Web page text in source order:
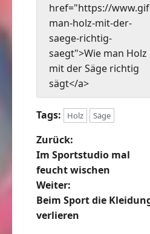
href="https://
man-holz-mit-der-
saege-richtig-
saegt">Wie man Holz
mit der Säge richtig
sägt</a>
Tags: Holz Säge
B
e
i
t
Zurück:
Im Sportstudio mal
feucht wischen
Weiter:
Beim Sport die
verlieren